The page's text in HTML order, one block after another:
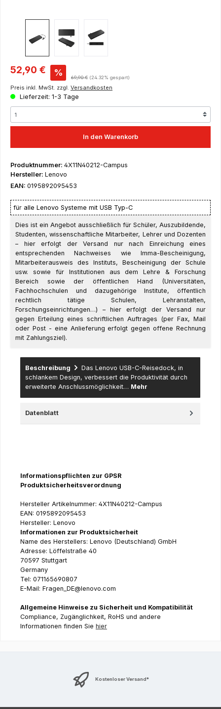
Verkaufspreis:
52,90 € % Regulärer Preis:
69,90 € (24.32% gespart)
Preis inkl. MwSt. zzgl. Versandkosten
Lieferzeit: 1-3 Tage
In den Warenkorb
Produktnummer: 4X11N40212-Campus
Hersteller: Lenovo
EAN: 0195892095453
für alle Lenovo Systeme mit USB Typ-C
Dies ist ein Angebot ausschließlich für Schüler, Auszubildende,
Studenten, wissenschaftliche Mitarbeiter, Lehrer und Dozenten
– hier erfolgt der Versand nur nach Einreichung eines
entsprechenden Nachweises wie Imma-Bescheinigung,
Mitarbeiterausweis des Instituts, Bescheinigung der Schule
usw. sowie für Institutionen aus dem Lehre & Forschung
Bereich sowie der öffentlichen Hand (Universitäten,
Fachhochschulen und dazugehörige Institute, öffentlich
rechtlich tätige Schulen, Lehranstalten,
Forschungseinrichtungen…) – hier erfolgt der Versand nur
gegen Erteilung eines schriftlichen Auftrages (per Fax, Mail
oder Post - eine Anlieferung erfolgt gegen offene Rechnung
mit Zahlungsziel).
Beschreibung
Das Lenovo USB-C-Reisedock, in
schlankem Design, verbessert die Produktivität durch
erweiterte Anschlussmöglichkeit… Mehr
Datenblatt
Informationspflichten zur GPSR
Produktsicherheitsverordnung
Hersteller Artikelnummer: 4X11N40212-Campus
EAN: 0195892095453
Hersteller: Lenovo
Informationen zur Produktsicherheit
Name des Herstellers: Lenovo (Deutschland) GmbH
Adresse: Löffelstraße 40
70597 Stuttgart
Germany
Tel: 071165690807
E-Mail: Fragen_DE@lenovo.com
Allgemeine Hinweise zu Sicherheit und Kompatibilität
Compliance, Zugänglichkeit, RoHS und andere
Informationen finden Sie hier
Kostenloser Versand*